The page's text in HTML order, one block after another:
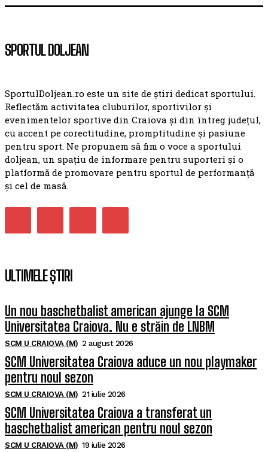
SPORTUL DOLJEAN
SportulDoljean.ro este un site de știri dedicat sportului.
Reflectăm activitatea cluburilor, sportivilor și
evenimentelor sportive din Craiova și din întreg județul,
cu accent pe corectitudine, promptitudine și pasiune
pentru sport. Ne propunem să fim o voce a sportului
doljean, un spațiu de informare pentru suporteri și o
platformă de promovare pentru sportul de performanță
și cel de masă.
ULTIMELE ȘTIRI
Un nou baschetbalist american ajunge la SCM
Universitatea Craiova. Nu e străin de LNBM
SCM U CRAIOVA (M) 2 august 2026
SCM Universitatea Craiova aduce un nou playmaker
pentru noul sezon
SCM U CRAIOVA (M) 21 iulie 2026
SCM Universitatea Craiova a transferat un
baschetbalist american pentru noul sezon
SCM U CRAIOVA (M) 19 iulie 2026